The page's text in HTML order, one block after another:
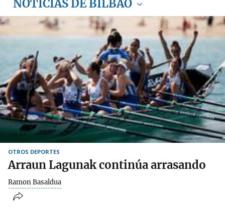
NOTICIAS DE BILBAO
OTROS DEPORTES
Arraun Lagunak continúa arrasando
Ramon Basaldua